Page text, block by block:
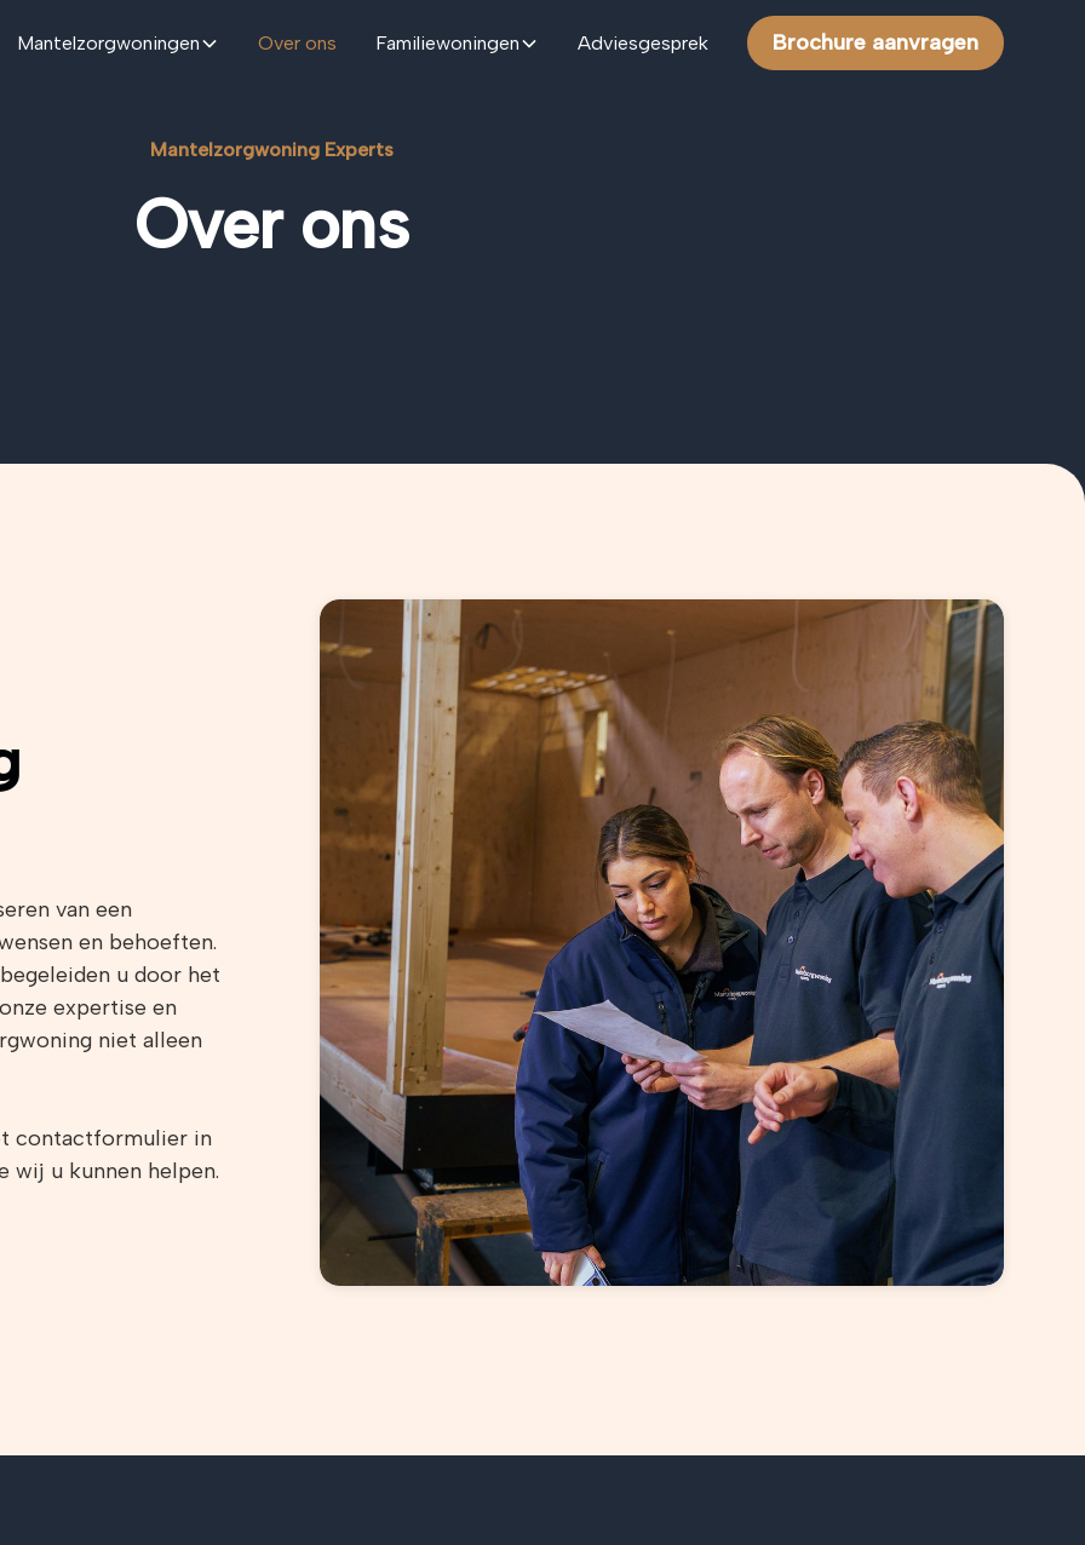
Mantelzorgwoningen Over ons Familiewoningen Adviesgesprek Brochure aanvragen
Mantelzorgwoning Experts
Over ons
van een
en behoeften.
u door het
expertise en
niet alleen
contactformulier in
wij u kunnen helpen.